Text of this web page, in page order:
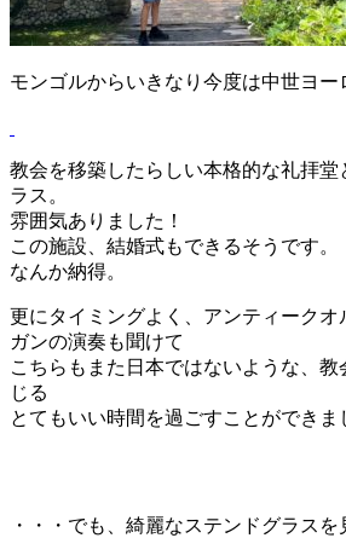
モンゴルからいきなり今度は中世ヨー
教会を移築したらしい本格的な礼拝
ラス。
雰囲気ありました！
この施設、結婚式もできるそうです。
なんか納得。
更にタイミングよく、アンティーク
ガンの演奏も聞けて
こちらもまた日本ではないような、
じる
とてもいい時間を過ごすことができ
・・・でも、綺麗なステンドグラスを